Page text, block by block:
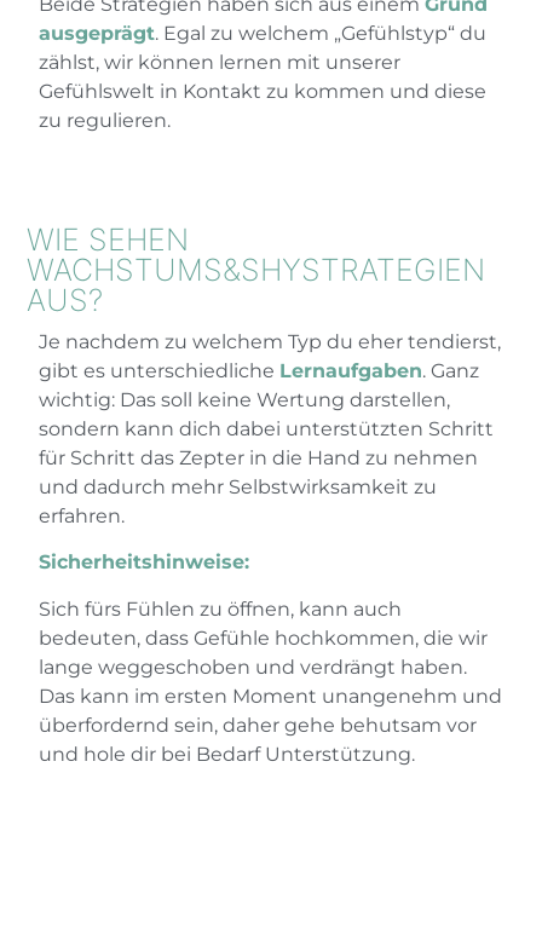
ausgeprägt. Egal zu welchem „Gefühlstyp“ du
zählst, wir können lernen mit unserer
Gefühlswelt in Kontakt zu kommen und diese
zu regulieren.
WIE SEHEN
WACHSTUMS&SHYSTRATEGIEN
AUS?
Je nachdem zu welchem Typ du eher tendierst,
gibt es unterschiedliche Lernaufgaben. Ganz
wichtig: Das soll keine Wertung darstellen,
sondern kann dich dabei unterstützten Schritt
für Schritt das Zepter in die Hand zu nehmen
und dadurch mehr Selbstwirksamkeit zu
erfahren.
Sicherheitshinweise:
Sich fürs Fühlen zu öffnen, kann auch
bedeuten, dass Gefühle hochkommen, die wir
lange weggeschoben und verdrängt haben.
Das kann im ersten Moment unangenehm und
überfordernd sein, daher gehe behutsam vor
und hole dir bei Bedarf Unterstützung.